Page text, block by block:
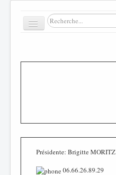
Toggle
Rechercher
FFT
Présidente: Brigitte MORITZ
06.66.26.89.29